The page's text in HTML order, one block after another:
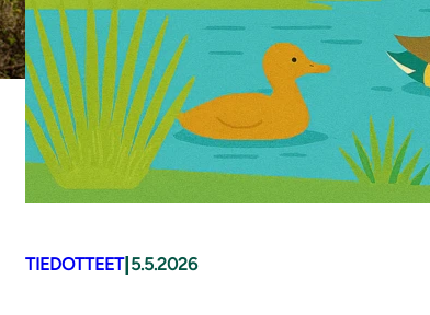
TIEDOTTEET| 5.5.2026